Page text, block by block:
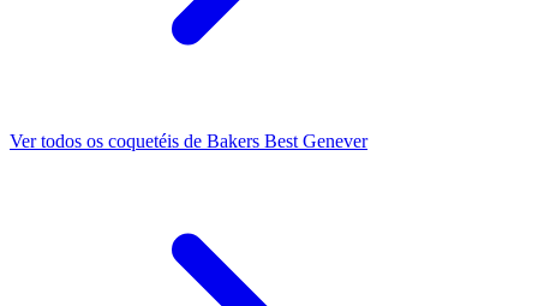
Ver todos os coquetéis de Bakers Best Genever